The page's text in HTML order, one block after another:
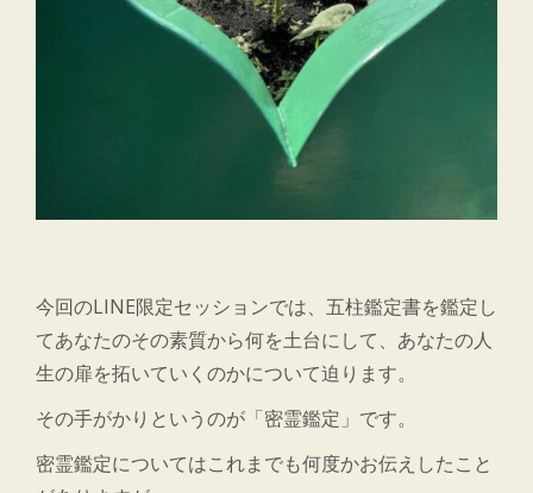
今回のLINE限定セッションでは、五柱鑑定書を鑑定し
てあなたのその素質から何を土台にして、あなたの人
生の扉を拓いていくのかについて迫ります。
その手がかりというのが「密霊鑑定」です。
密霊鑑定についてはこれまでも何度かお伝えしたこと